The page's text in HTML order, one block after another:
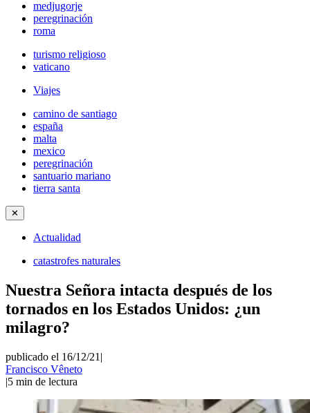
medjugorje
peregrinación
roma
turismo religioso
vaticano
Viajes
camino de santiago
españa
malta
mexico
peregrinación
santuario mariano
tierra santa
✕
Actualidad
catastrofes naturales
Nuestra Señora intacta después de los
tornados en los Estados Unidos: ¿un
milagro?
publicado el 16/12/21 |
Francisco Vêneto
|5 min de lectura